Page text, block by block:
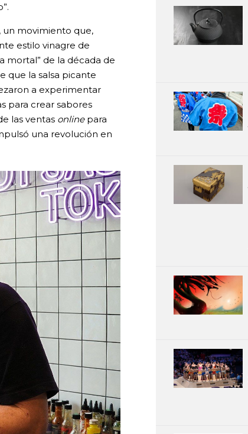
un movimiento que,
estilo vinagre de
mortal” de la década de
que la salsa picante
a experimentar
para crear sabores
las ventas onlinepara
una revolución en